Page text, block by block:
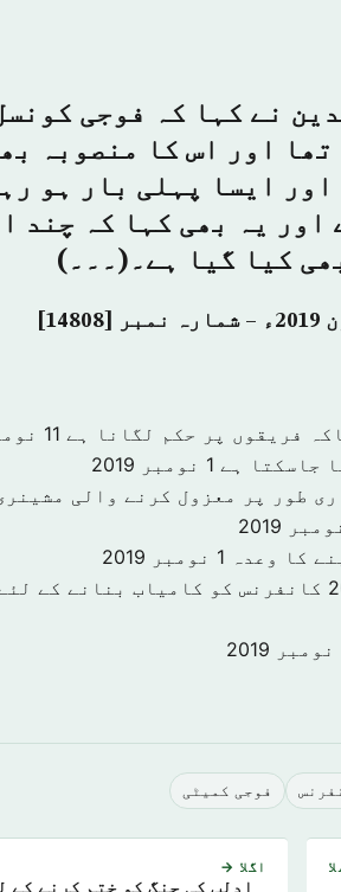
نے کہا کہ فوجی
اور اس کا منصوبہ
ایسا پہلی بار ہو
یہ بھی کہا کہ چند
کیا گیا ہے۔(۔۔۔)
فریقوں پر حکم لگانا ہے 11 نومبر 2019
جاسکتا ہے 1 نومبر 2019
طور پر معزول کرنے والی
کا وعدہ
1 نومبر 2019
«سرمایہ کاری اقدام»کا اختتام اور جی 20 کانفرنس کو
فوجی کمیٹی
اگلا →
ادلب کی جنگ کو ختم کرنے کے